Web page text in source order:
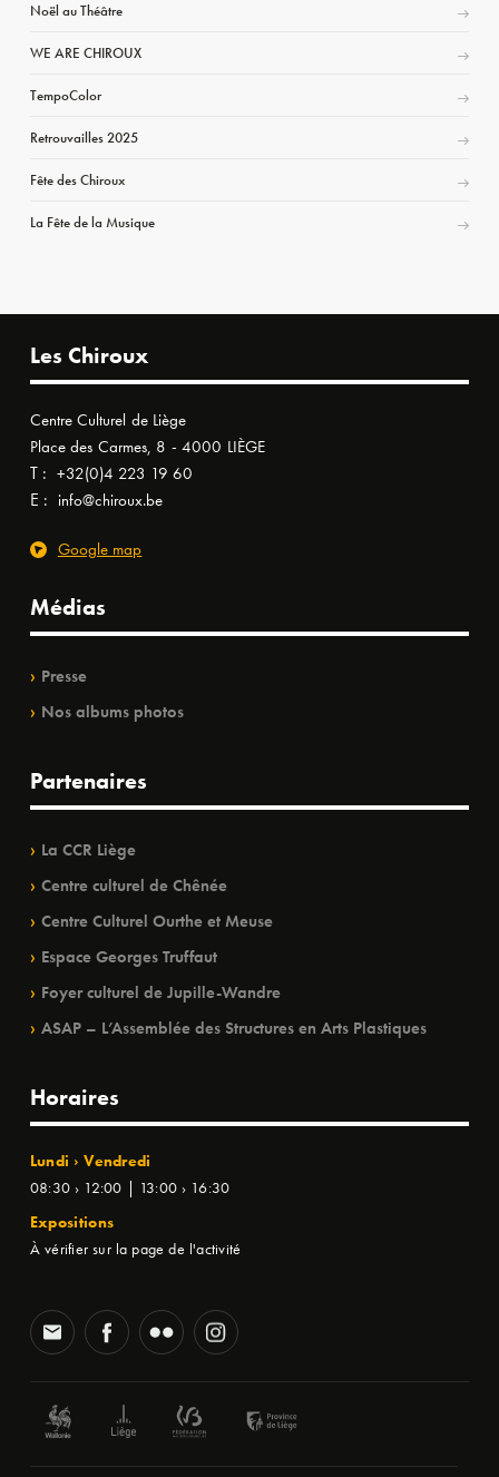
Noël au Théâtre
WE ARE CHIROUX
TempoColor
Retrouvailles 2025
Fête des Chiroux
La Fête de la Musique
Les Chiroux
Centre Culturel de Liège
Place des Carmes, 8 - 4000 LIÈGE
T : +32(0)4 223 19 60
E : info@chiroux.be
Google map
Médias
Presse
Nos albums photos
Partenaires
La CCR Liège
Centre culturel de Chênée
Centre Culturel Ourthe et Meuse
Espace Georges Truffaut
Foyer culturel de Jupille-Wandre
ASAP – L’Assemblée des Structures en Arts Plastiques
Horaires
Lundi › Vendredi
08:30 › 12:00 | 13:00 › 16:30
Expositions
À vérifier sur la page de l'activité